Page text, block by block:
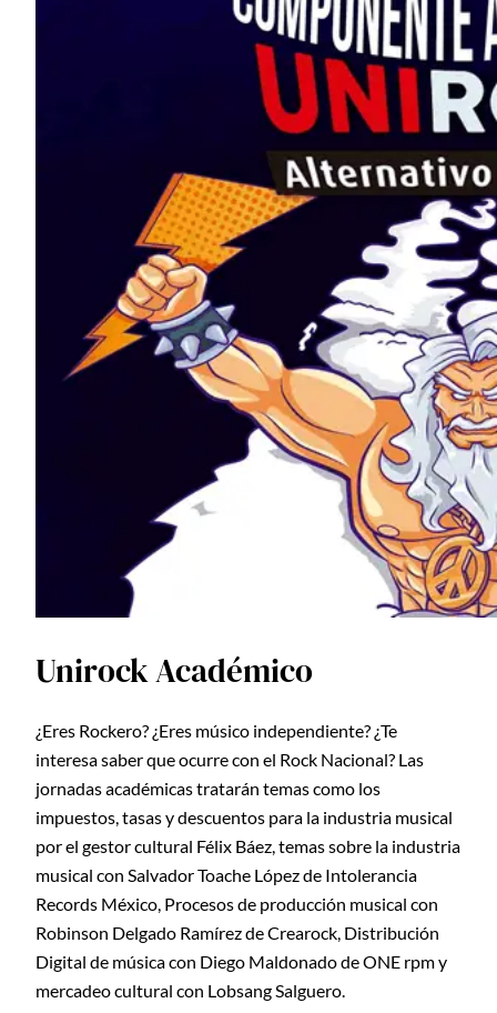
Unirock Académico
¿Eres Rockero? ¿Eres músico independiente? ¿Te
interesa saber que ocurre con el Rock Nacional? Las
jornadas académicas tratarán temas como los
impuestos, tasas y descuentos para la industria musical
por el gestor cultural Félix Báez, temas sobre la industria
musical con Salvador Toache López de Intolerancia
Records México, Procesos de producción musical con
Robinson Delgado Ramírez de Crearock, Distribución
Digital de música con Diego Maldonado de ONE rpm y
mercadeo cultural con Lobsang Salguero.